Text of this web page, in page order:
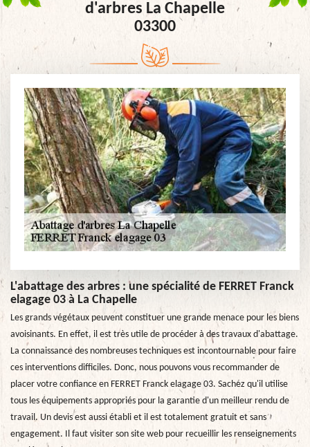
d'arbres La Chapelle
03300
L'abattage des arbres : une spécialité de FERRET Franck
elagage 03 à La Chapelle
Les grands végétaux peuvent constituer une grande menace pour les biens
avoisinants. En effet, il est très utile de procéder à des travaux d'abattage.
La connaissance des nombreuses techniques est incontournable pour faire
ces interventions difficiles. Donc, nous pouvons vous recommander de
placer votre confiance en FERRET Franck elagage 03. Sachez qu'il utilise
tous les équipements appropriés pour la garantie d'un meilleur rendu de
travail. Un devis est aussi établi et il est totalement gratuit et sans
engagement. Il faut visiter son site web pour recueillir les renseignements